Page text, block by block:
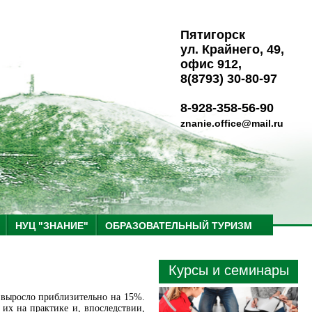
Пятигорск
ул. Крайнего, 49,
офис 912,
8(8793) 30-80-97
8-928-358-56-90
znanie.office@mail.ru
НУЦ "ЗНАНИЕ" ОБРАЗОВАТЕЛЬНЫЙ ТУРИЗМ
Курсы и семинары
приблизительно на 15%.
на практике и, впоследствии,